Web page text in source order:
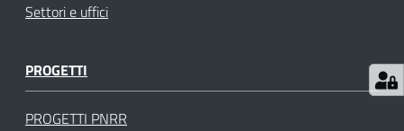
Settori e uffici
PROGETTI
PROGETTI PNRR